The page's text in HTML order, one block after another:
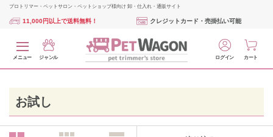
プロトリマー・ペットサロン・ペットショップ様向け 卸・仕入れ・通販サイト
11,000円以上で送料無料！ クレジットカード・売掛払い可能
メニュー ジャンル ログイン カート
お試し